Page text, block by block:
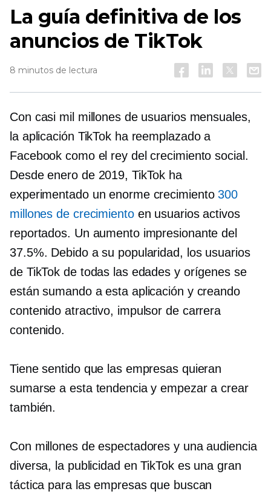
La guía definitiva de los
anuncios de TikTok
8 minutos de lectura
Con casi mil millones de usuarios mensuales,
la aplicación TikTok ha reemplazado a
Facebook como el rey del crecimiento social.
Desde enero de 2019, TikTok ha
experimentado un enorme crecimiento300
millones de crecimientoen usuarios activos
reportados. Un aumento impresionante del
37.5%. Debido a su popularidad, los usuarios
de TikTok de todas las edades y orígenes se
están sumando a esta aplicación y creando
contenido atractivo, impulsor de carrera
contenido.
Tiene sentido que las empresas quieran
sumarse a esta tendencia y empezar a crear
también.
Con millones de espectadores y una audiencia
diversa, la publicidad en TikTok es una gran
táctica para las empresas que buscan